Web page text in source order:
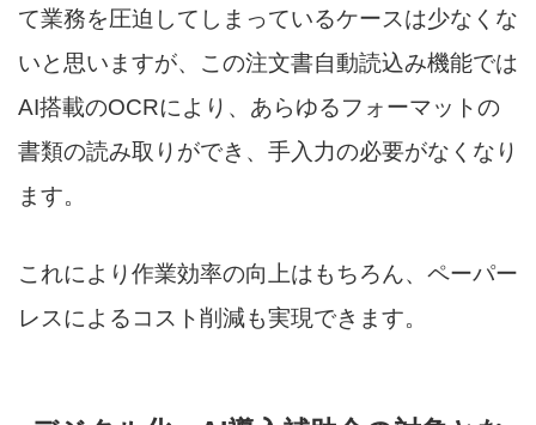
て業務を圧迫してしまっているケースは少なくな
いと思いますが、この注文書自動読込み機能では
AI搭載のOCRにより、あらゆるフォーマットの
書類の読み取りができ、手入力の必要がなくなり
ます。
これにより作業効率の向上はもちろん、ペーパー
レスによるコスト削減も実現できます。